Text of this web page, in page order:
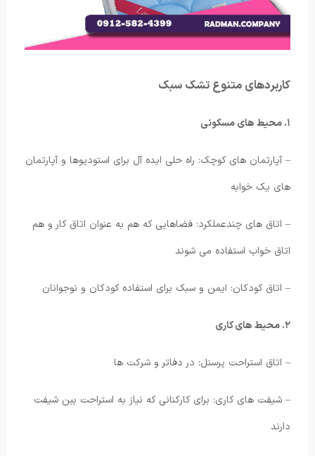
کاربردهای متنوع تشک سبک
۱. محیط های مسکونی
– آپارتمان های کوچک: راه حلی ایده آل برای استودیوها و آپارتمان
های یک خوابه
– اتاق های چندعملکرد: فضاهایی که هم به عنوان اتاق کار و هم
اتاق خواب استفاده می شوند
– اتاق کودکان: ایمن و سبک برای استفاده کودکان و نوجوانان
۲. محیط های کاری
– اتاق استراحت پرسنل: در دفاتر و شرکت ها
– شیفت های کاری: برای کارکنانی که نیاز به استراحت بین شیفت
دارند